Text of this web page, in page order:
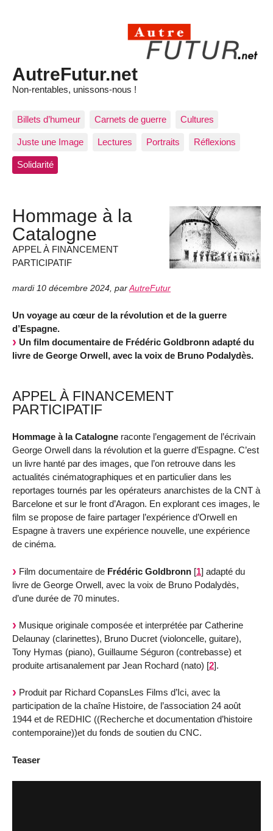
AutreFutur.net
Non-rentables, unissons-nous !
Billets d’humeur Carnets de guerre Cultures
Juste une Image Lectures Portraits Réflexions
Solidarité
Hommage à la
Catalogne
APPEL À FINANCEMENT
PARTICIPATIF
mardi 10 décembre 2024 par AutreFutur
Un voyage au cœur de la révolution et de la guerre
d’Espagne.
Un film documentaire de Frédéric Goldbronn adapté du
livre de George Orwell, avec la voix de Bruno Podalydès.
APPEL À FINANCEMENT
PARTICIPATIF
Hommage à la Catalogne raconte l’engagement de l’écrivain
George Orwell dans la révolution et la guerre d’Espagne. C’est
un livre hanté par des images, que l’on retrouve dans les
actualités cinématographiques et en particulier dans les
reportages tournés par les opérateurs anarchistes de la CNT à
Barcelone et sur le front d’Aragon. En explorant ces images, le
film se propose de faire partager l’expérience d’Orwell en
Espagne à travers une expérience nouvelle, une expérience
de cinéma.
Film documentaire de Frédéric Goldbronn [1] adapté du
livre de George Orwell, avec la voix de Bruno Podalydès,
d’une durée de 70 minutes.
Musique originale composée et interprétée par Catherine
Delaunay (clarinettes), Bruno Ducret (violoncelle, guitare),
Tony Hymas (piano), Guillaume Séguron (contrebasse) et
produite artisanalement par Jean Rochard (nato) [2].
Produit par Richard CopansLes Films d’Ici, avec la
participation de la chaîne Histoire, de l’association 24 août
1944 et de REDHIC ((Recherche et documentation d’histoire
contemporaine))et du fonds de soutien du CNC.
Teaser